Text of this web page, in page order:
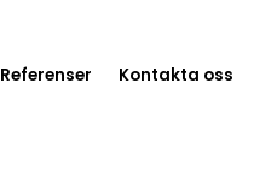
Referenser Kontakta oss